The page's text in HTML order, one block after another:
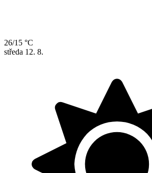
26/15 °C
středa 12. 8.